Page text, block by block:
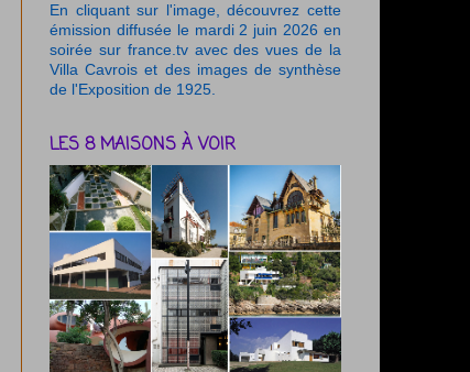
En cliquant sur l'image, découvrez cette
émission diffusée le mardi 2 juin 2026 en
soirée sur france.tv avec des vues de la
Villa Cavrois et des images de synthèse
de l'Exposition de 1925.
LES 8 MAISONS À VOIR